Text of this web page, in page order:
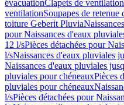
évacuationClapets de ventilation
ventilationSoupapes de retenue
toiture Geberit Pluvia
pour Naissances d'eaux
12 l/sPièces détachées pour
l/sNaissances d'eaux pluviales
Naissances d'eaux pluviales
pluviales pour chéneauxPièces
pluviales pour chéneaux
l/sPièces détachées pour